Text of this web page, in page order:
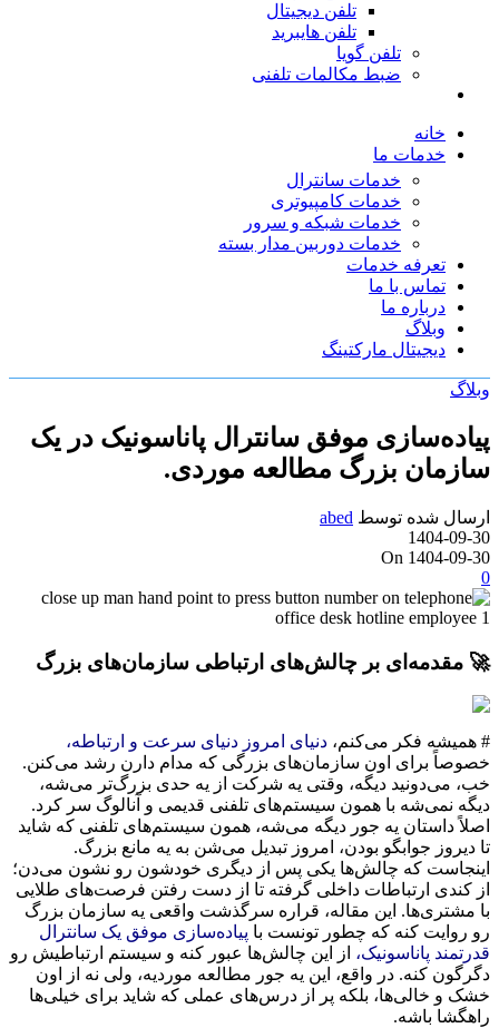
تلفن دیجیتال
تلفن هایبرید
تلفن گویا
ضبط مکالمات تلفنی
خانه
خدمات ما
خدمات سانترال
خدمات کامپیوتری
خدمات شبکه و سرور
خدمات دوربین مدار بسته
تعرفه خدمات
تماس با ما
درباره ما
وبلاگ
دیجیتال مارکتینگ
وبلاگ
پیاده‌سازی موفق سانترال پاناسونیک در یک
سازمان بزرگ مطالعه موردی.
ارسال شده توسط abed
1404-09-30
On 1404-09-30
0
🚀 مقدمه‌ای بر چالش‌های ارتباطی سازمان‌های بزرگ
# همیشه فکر می‌کنم، دنیای امروز دنیای سرعت و ارتباطه،
خصوصاً برای اون سازمان‌های بزرگی که مدام دارن رشد می‌کنن.
خب، می‌دونید دیگه، وقتی یه شرکت از یه حدی بزرگ‌تر می‌شه،
دیگه نمی‌شه با همون سیستم‌های تلفنی قدیمی و آنالوگ سر کرد.
اصلاً داستان یه جور دیگه می‌شه، همون سیستم‌های تلفنی که شاید
تا دیروز جوابگو بودن، امروز تبدیل می‌شن به یه مانع بزرگ.
اینجاست که چالش‌ها یکی پس از دیگری خودشون رو نشون می‌دن؛
از کندی ارتباطات داخلی گرفته تا از دست رفتن فرصت‌های طلایی
با مشتری‌ها. این مقاله، قراره سرگذشت واقعی یه سازمان بزرگ
رو روایت کنه که چطور تونست با پیاده‌سازی موفق یک سانترال
قدرتمند پاناسونیک، از این چالش‌ها عبور کنه و سیستم ارتباطیش رو
دگرگون کنه. در واقع، این یه جور مطالعه موردیه، ولی نه از اون
خشک و خالی‌ها، بلکه پر از درس‌های عملی که شاید برای خیلی‌ها
راهگشا باشه.